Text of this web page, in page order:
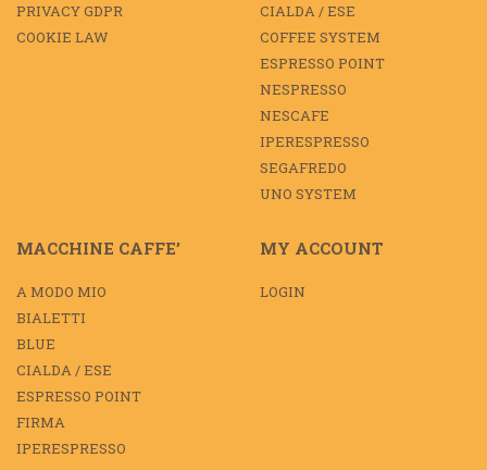
PRIVACY GDPR
COOKIE LAW
CIALDA / ESE
COFFEE SYSTEM
ESPRESSO POINT
NESPRESSO
NESCAFE
IPERESPRESSO
SEGAFREDO
UNO SYSTEM
MACCHINE CAFFE’
A MODO MIO
BIALETTI
BLUE
CIALDA / ESE
ESPRESSO POINT
FIRMA
IPERESPRESSO
MY ACCOUNT
LOGIN